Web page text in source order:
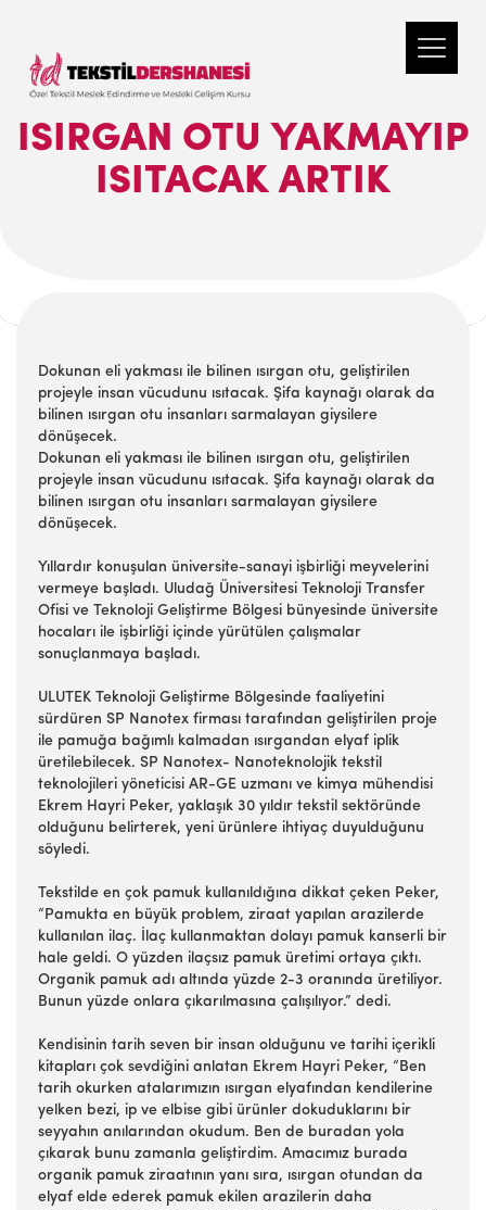
ISIRGAN OTU YAKMAYIP
ISITACAK ARTIK
Dokunan eli yakması ile bilinen ısırgan otu, geliştirilen
projeyle insan vücudunu ısıtacak. Şifa kaynağı olarak da
bilinen ısırgan otu insanları sarmalayan giysilere
dönüşecek.
Dokunan eli yakması ile bilinen ısırgan otu, geliştirilen
projeyle insan vücudunu ısıtacak. Şifa kaynağı olarak da
bilinen ısırgan otu insanları sarmalayan giysilere
dönüşecek.
Yıllardır konuşulan üniversite-sanayi işbirliği meyvelerini
vermeye başladı. Uludağ Üniversitesi Teknoloji Transfer
Ofisi ve Teknoloji Geliştirme Bölgesi bünyesinde üniversite
hocaları ile işbirliği içinde yürütülen çalışmalar
sonuçlanmaya başladı.
ULUTEK Teknoloji Geliştirme Bölgesinde faaliyetini
sürdüren SP Nanotex firması tarafından geliştirilen proje
ile pamuğa bağımlı kalmadan ısırgandan elyaf iplik
üretilebilecek. SP Nanotex- Nanoteknolojik tekstil
teknolojileri yöneticisi AR-GE uzmanı ve kimya mühendisi
Ekrem Hayri Peker, yaklaşık 30 yıldır tekstil sektöründe
olduğunu belirterek, yeni ürünlere ihtiyaç duyulduğunu
söyledi.
Tekstilde en çok pamuk kullanıldığına dikkat çeken Peker,
“Pamukta en büyük problem, ziraat yapılan arazilerde
kullanılan ilaç. İlaç kullanmaktan dolayı pamuk kanserli bir
hale geldi. O yüzden ilaçsız pamuk üretimi ortaya çıktı.
Organik pamuk adı altında yüzde 2-3 oranında üretiliyor.
Bunun yüzde onlara çıkarılmasına çalışılıyor.” dedi.
Kendisinin tarih seven bir insan olduğunu ve tarihi içerikli
kitapları çok sevdiğini anlatan Ekrem Hayri Peker, “Ben
tarih okurken atalarımızın ısırgan elyafından kendilerine
yelken bezi, ip ve elbise gibi ürünler dokuduklarını bir
seyyahın anılarından okudum. Ben de buradan yola
çıkarak bunu zamanla geliştirdim. Amacımız burada
organik pamuk ziraatının yanı sıra, ısırgan otundan da
elyaf elde ederek pamuk ekilen arazilerin daha